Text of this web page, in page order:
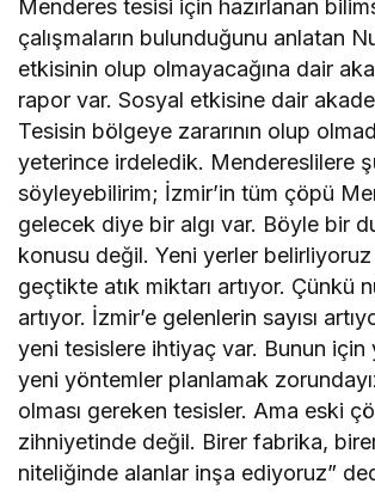
Menderes tesisi için hazırlanan
çalışmaların bulunduğunu anlatan
etkisinin olup olmayacağına dair
rapor var. Sosyal etkisine dair
Tesisin bölgeye zararının olup
yeterince irdeledik. Mendereslilere
söyleyebilirim; İzmir’in tüm çöpü
gelecek diye bir algı var. Böyle bir
konusu değil. Yeni yerler
geçtikte atık miktarı artıyor. Çünkü
artıyor. İzmir’e gelenlerin sayısı
yeni tesislere ihtiyaç var. Bunun için
yeni yöntemler planlamak
olması gereken tesisler. Ama eski
zihniyetinde değil. Birer fabrika,
niteliğinde alanlar inşa ediyoruz”